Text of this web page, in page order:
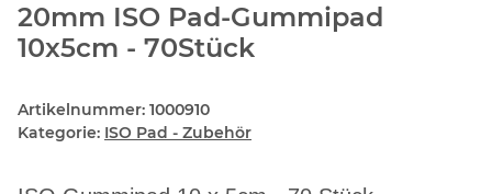
20mm ISO Pad-Gummipad
10x5cm - 70Stück
Artikelnummer: 1000910
Kategorie: ISO Pad - Zubehör